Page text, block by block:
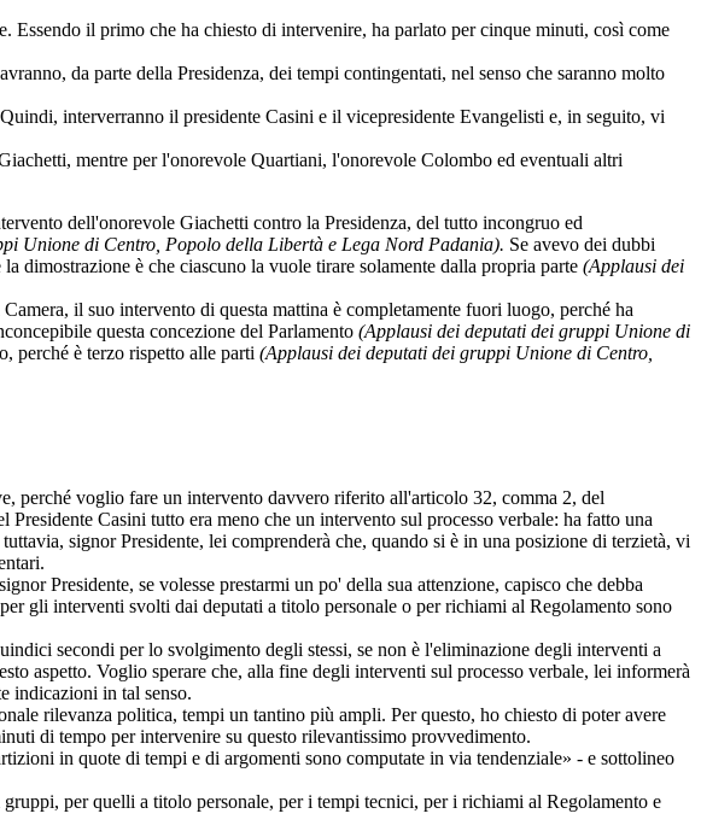
il primo che ha chiesto di intervenire, ha parlato per cinque minuti, così come
da parte della Presidenza, dei tempi contingentati, nel senso che saranno molto
interverranno il presidente Casini e il vicepresidente Evangelisti e, in seguito, vi
mentre per l'onorevole Quartiani, l'onorevole Colombo ed eventuali altri
dell'onorevole Giachetti contro la Presidenza, del tutto incongruo ed
Unione di Centro, Popolo della Libertà e Lega Nord Padania). Se avevo dei dubbi
dimostrazione è che ciascuno la vuole tirare solamente dalla propria parte (Applausi dei
il suo intervento di questa mattina è completamente fuori luogo, perché ha
questa concezione del Parlamento (Applausi dei deputati dei gruppi Unione di
perché è terzo rispetto alle parti (Applausi dei deputati dei gruppi Unione di Centro,
perché voglio fare un intervento davvero riferito all'articolo 32, comma 2, del
Casini tutto era meno che un intervento sul processo verbale: ha fatto una
signor Presidente, lei comprenderà che, quando si è in una posizione di terzietà, vi
Presidente, se volesse prestarmi un po' della sua attenzione, capisco che debba
gli interventi svolti dai deputati a titolo personale o per richiami al Regolamento sono
secondi per lo svolgimento degli stessi, se non è l'eliminazione degli interventi a
aspetto. Voglio sperare che, alla fine degli interventi sul processo verbale, lei informerà
indicazioni in tal senso.
rilevanza politica, tempi un tantino più ampli. Per questo, ho chiesto di poter avere
di tempo per intervenire su questo rilevantissimo provvedimento.
in quote di tempi e di argomenti sono computate in via tendenziale» - e sottolineo
per quelli a titolo personale, per i tempi tecnici, per i richiami al Regolamento e